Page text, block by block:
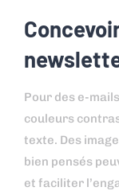
Pour des e-
couleurs
texte. Des
bien pensés
et faciliter